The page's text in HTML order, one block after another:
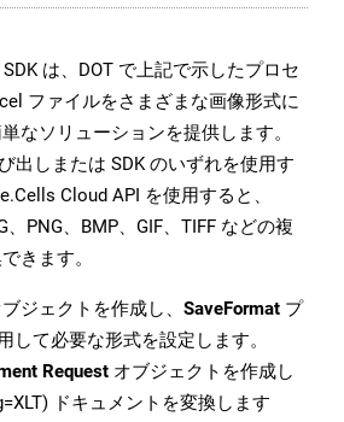
は、DOT で上記で示したプロセ
ファイルをさまざまな画像形式に
なソリューションを提供します。
出しまたは SDK のいずれを使用す
Cloud API を使用すると、
、PNG、BMP、GIF、TIFF などの複
きます。
ジェクトを作成し、 SaveFormat プ
して必要な形式を設定します。
Request オブジェクトを作成し
ドキュメントを変換します